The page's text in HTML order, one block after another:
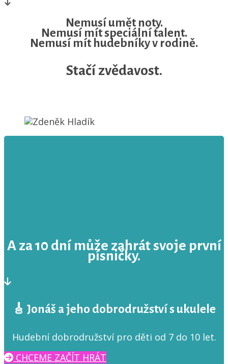
Nemusí umět noty.
Nemusí mít speciální talent.
Nemusí mít hudebníky v rodině.
Stačí zvědavost.
A za 10 dní může zahrát svoje první
písničky.
🎸 Jonáš a jeho dobrodružství s ukulele
Hudební dobrodružství pro děti od 7 do 10 let.
CHCEME ZAČÍT HRÁT